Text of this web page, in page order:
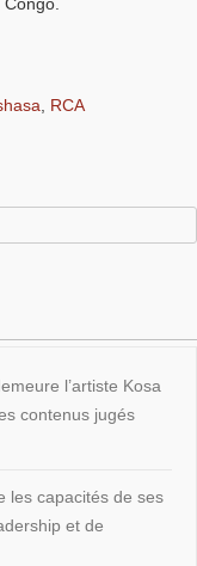
, RCA
l’artiste Kosa
contenus jugés
les capacités de ses
et de